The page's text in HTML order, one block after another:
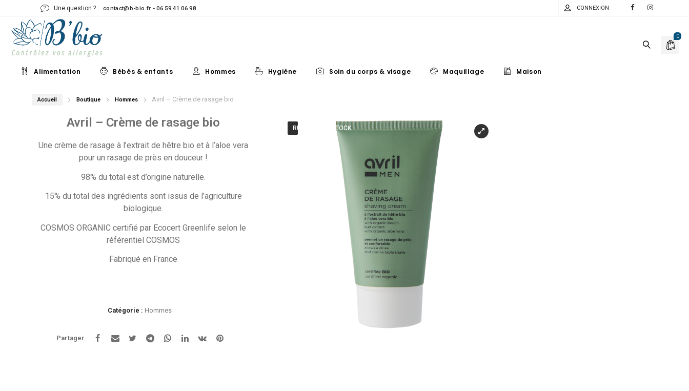
Une question ? contact@b-bio.fr - 06 59 41 06 98 CONNEXION
0
Alimentation Bébés & enfants Hommes Hygiène Soin du corps & visage Maquillage Maison
Accueil Boutique Hommes Avril – Crème de rasage bio
Avril – Crème de rasage bio
Une crème de rasage à l’extrait de hêtre bio et à l’aloe vera
pour un rasage de près en douceur !
98% du total est d’origine naturelle.
15% du total des ingrédients sont issus de l’agriculture
biologique.
COSMOS ORGANIC certifié par Ecocert Greenlife selon le
référentiel COSMOS
Fabriqué en France
RUPTURE DE STOCK
Catégorie : Hommes
Partager